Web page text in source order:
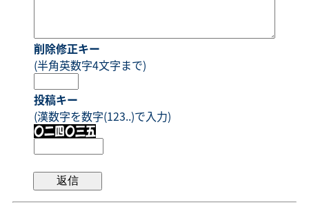
削除修正キー
(半角英数字4文字まで)
投稿キー
(漢数字を数字(123..)で入力)